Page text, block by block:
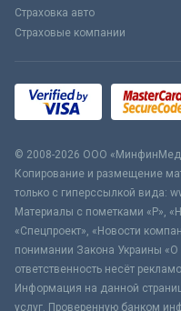
Страховка авто
Страховые компании
© 2008-2026 ООО
Копирование и размещение
только с гиперссылкой вида:
Материалы с пометками «Р»,
«Спецпроект», «Новости
понимании Закона Украины
ответственность несёт
Информация на данной
услуг. Проверенную банком